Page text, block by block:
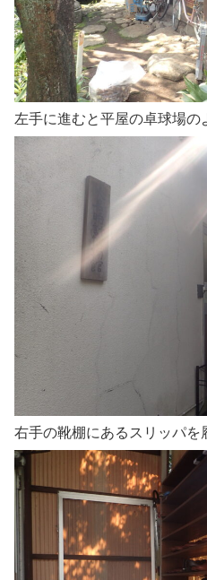
左手に進むと平屋の卓球場の
右手の靴棚にあるスリッパを